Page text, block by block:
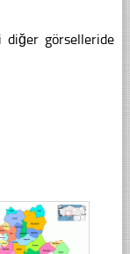
görselleride